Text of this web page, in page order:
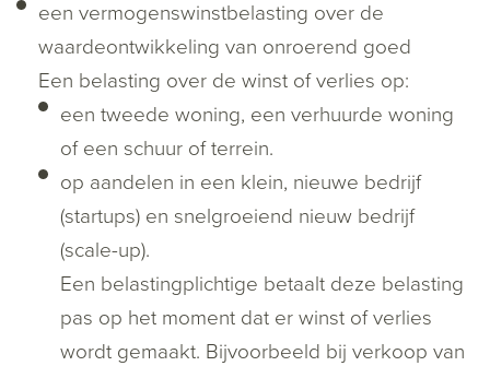
een vermogenswinstbelasting over de
waardeontwikkeling van onroerend goed
Een belasting over de winst of verlies op:
een tweede woning, een verhuurde woning
of een schuur of terrein.
op aandelen in een klein, nieuwe bedrijf
(startups) en snelgroeiend nieuw bedrijf
(scale-up).
Een belastingplichtige betaalt deze belasting
pas op het moment dat er winst of verlies
wordt gemaakt. Bijvoorbeeld bij verkoop van